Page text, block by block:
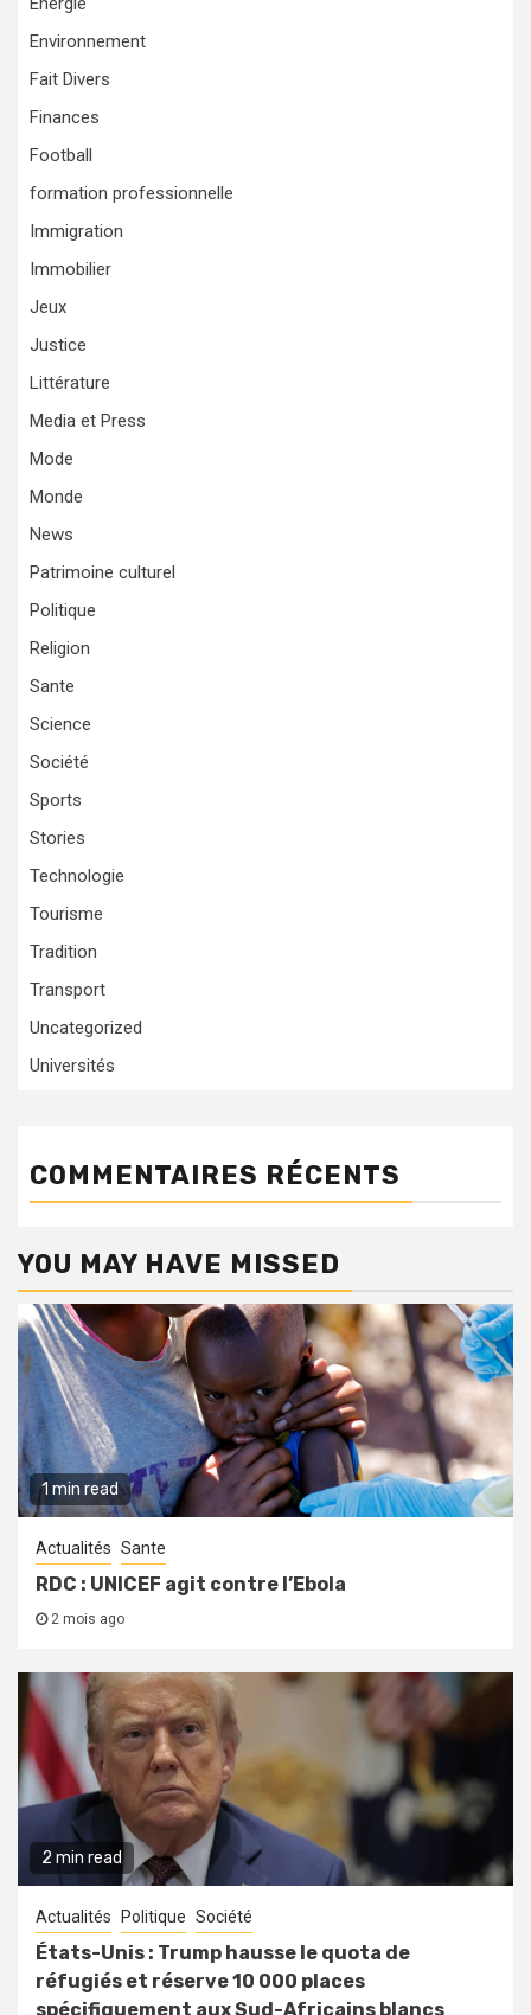
Environnement
Fait Divers
Finances
Football
formation professionnelle
Immigration
Immobilier
Jeux
Justice
Littérature
Media et Press
Mode
Monde
News
Patrimoine culturel
Politique
Religion
Sante
Science
Société
Sports
Stories
Technologie
Tourisme
Tradition
Transport
Uncategorized
Universités
COMMENTAIRES RÉCENTS
YOU MAY HAVE MISSED
1 min read
Actualités Sante
RDC : UNICEF agit contre l’Ebola
2 mois ago
2 min read
Actualités Politique Société
États-Unis : Trump hausse le quota de
réfugiés et réserve 10 000 places
spécifiquement aux Sud-Africains blancs